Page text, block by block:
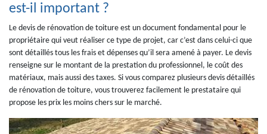
est-il important ?
Le devis de rénovation de toiture est un document fondamental pour le
propriétaire qui veut réaliser ce type de projet, car c’est dans celui-ci que
sont détaillés tous les frais et dépenses qu’il sera amené à payer. Le devis
renseigne sur le montant de la prestation du professionnel, le coût des
matériaux, mais aussi des taxes. Si vous comparez plusieurs devis détaillés
de rénovation de toiture, vous trouverez facilement le prestataire qui
propose les prix les moins chers sur le marché.